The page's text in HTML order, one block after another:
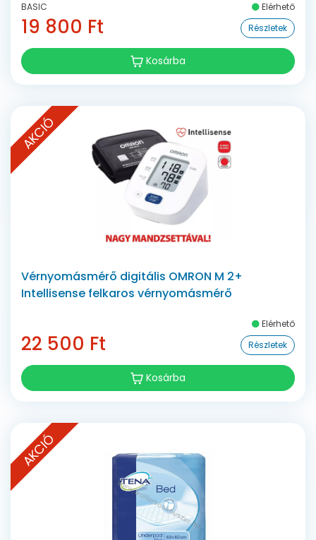
BASIC Elérhető
19 800 Ft Részletek
Kosárba
AKCIÓ
Vérnyomásmérő digitális OMRON M 2+
Intellisense felkaros vérnyomásmérő
Elérhető
22 500 Ft Részletek
Kosárba
AKCIÓ